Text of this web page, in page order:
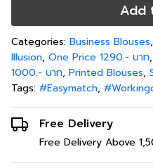
Add
Categories: Business Blouses,
Illusion, One Price 1290.- บาท,
1000.- บาท, Printed Blouses,
Tags: #Easymatch,
Free Delivery
Free Delivery Above